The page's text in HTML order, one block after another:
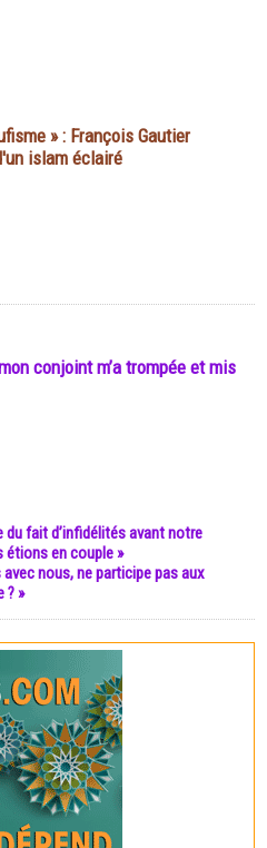
» : François Gautier
islam éclairé
conjoint m’a trompée et mis
du fait d’infidélités avant notre
étions en couple »
avec nous, ne participe pas aux
? »